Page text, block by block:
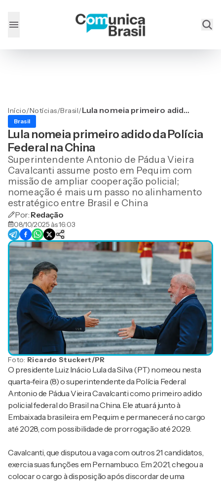
Início/Notícias/Brasil/Lula nomeia primeiro adido
Brasil
Lula nomeia primeiro adido da Polícia
Federal na China
Superintendente Antonio de Pádua Vieira
Cavalcanti assume posto em Pequim com
missão de ampliar cooperação policial;
nomeação é mais um passo no alinhamento
estratégico entre Brasil e China
Por: Redação
08/10/2025 às 16:03
Foto: Ricardo Stuckert/PR
O presidente Luiz Inácio Lula da Silva (PT) nomeou nesta
quarta-feira (8) o superintendente da Polícia Federal
Antonio de Pádua Vieira Cavalcanti como primeiro adido
policial federal do Brasil na China. Ele atuará junto à
Embaixada brasileira em Pequim e permanecerá no cargo
até 2028, com possibilidade de prorrogação até 2029.
Cavalcanti, que disputou a vaga com outros 21 candidatos,
exercia suas funções em Pernambuco. Em 2021, chegou a
colocar o cargo à disposição após discordar de uma